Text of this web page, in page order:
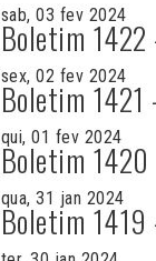
sab, 03 fev 2024
Boletim
sex, 02 fev 2024
Boletim 1421
qui, 01 fev 2024
Boletim
qua, 31 jan 2024
Boletim